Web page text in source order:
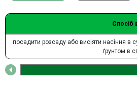
Споcіб
посадити розсаду або висіяти насіння в
ґрунтом в